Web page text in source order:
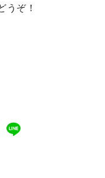
うぞ！